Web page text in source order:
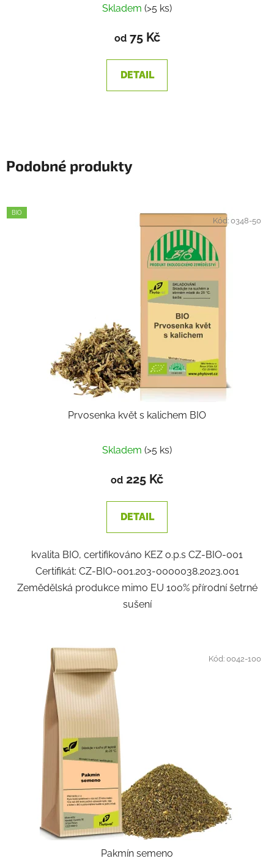
Skladem (>5 ks)
od75 Kč
DETAIL
Podobné produkty
BIO
Prvosenka květ s kalichem BIO
Skladem (>5 ks)
od 225 Kč
DETAIL
kvalita BIO, certifikováno KEZ o.p.s CZ-BIO-001
Certifikát: CZ-BIO-001.203-0000038.2023.001
Zemědělská produkce mimo EU 100% přírodní šetrné
sušení
Kód:0348-50
Pakmín semeno
Kód:0042-100